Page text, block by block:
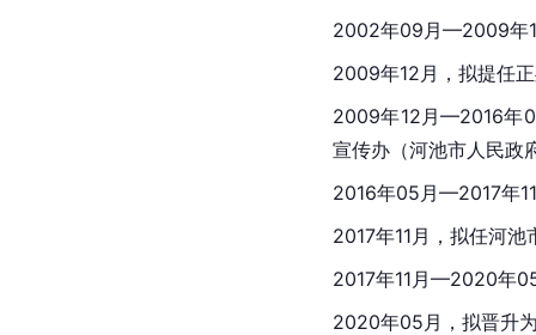
2002年09月—2009年
2009年12月，拟提任
2009年12月—2016年
宣传办（河池市人民政
2016年05月—2017年
2017年11月，拟任河池
2017年11月—2020年
2020年05月，拟晋升